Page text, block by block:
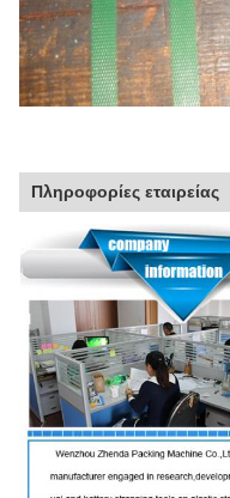
Πληροφορίες εταιρείας